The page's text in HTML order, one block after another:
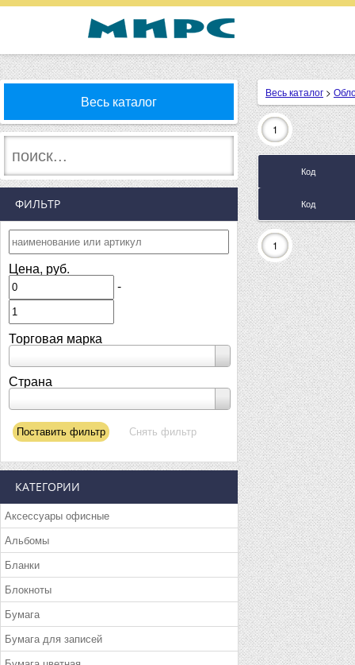
Весь каталог
ФИЛЬТР
Цена, руб.
-
Торговая марка
Страна
КАТЕГОРИИ
Аксессуары офисные
Альбомы
Бланки
Блокноты
Бумага
Бумага для записей
Весь каталог >
1
Код
Код
1